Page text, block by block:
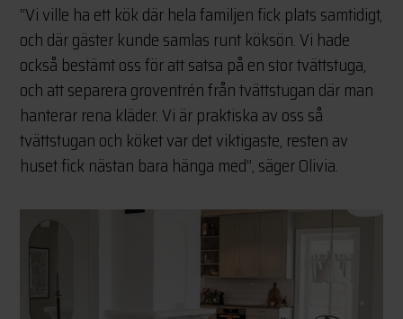
“Vi ville ha ett kök där hela familjen fick plats samtidigt,
och där gäster kunde samlas runt köksön. Vi hade
också bestämt oss för att satsa på en stor tvättstuga,
och att separera groventrén från tvättstugan där man
hanterar rena kläder. Vi är praktiska av oss så
tvättstugan och köket var det viktigaste, resten av
huset fick nästan bara hänga med”, säger Olivia.